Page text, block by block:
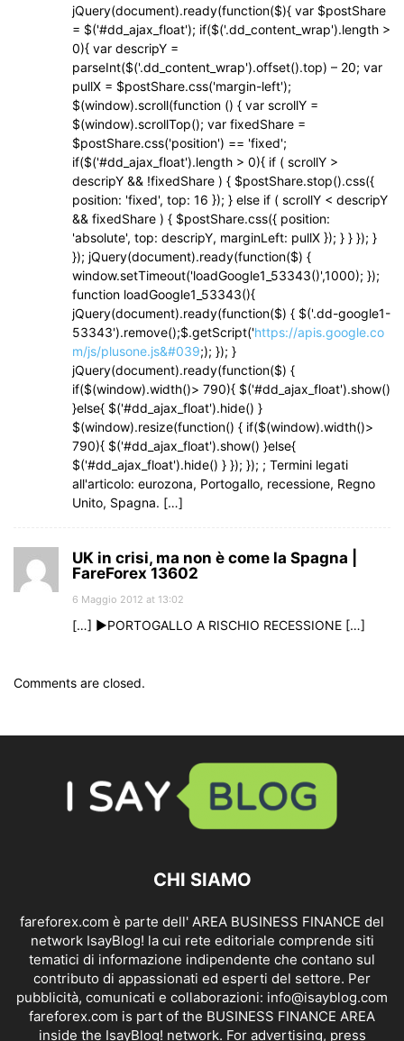
jQuery(document).ready(function($){ var $postShare
= $('#dd_ajax_float'); if($('.dd_content_wrap').length >
0){ var descripY =
parseInt($('.dd_content_wrap').offset().top) – 20; var
pullX = $postShare.css('margin-left');
$(window).scroll(function () { var scrollY =
$(window).scrollTop(); var fixedShare =
$postShare.css('position') == 'fixed';
if($('#dd_ajax_float').length > 0){ if ( scrollY >
descripY && !fixedShare ) { $postShare.stop().css({
position: 'fixed', top: 16 }); } else if ( scrollY < descripY
&& fixedShare ) { $postShare.css({ position:
'absolute', top: descripY, marginLeft: pullX }); } } }); }
}); jQuery(document).ready(function($) {
window.setTimeout('loadGoogle1_53343()',1000); });
function loadGoogle1_53343(){
jQuery(document).ready(function($) { $('.dd-google1-
53343').remove();$.getScript('https://apis.google.co
m/js/plusone.js&#039;); }); }
jQuery(document).ready(function($) {
if($(window).width()> 790){ $('#dd_ajax_float').show()
}else{ $('#dd_ajax_float').hide() }
$(window).resize(function() { if($(window).width()>
790){ $('#dd_ajax_float').show() }else{
$('#dd_ajax_float').hide() } }); }); ; Termini legati
all'articolo: eurozona, Portogallo, recessione, Regno
Unito, Spagna. […]
UK in crisi, ma non è come la Spagna |
FareForex 13602
6 Maggio 2012 at 13:02
[…] ►PORTOGALLO A RISCHIO RECESSIONE […]
Comments are closed.
CHI SIAMO
fareforex.com è parte dell' AREA BUSINESS FINANCE del
network IsayBlog! la cui rete editoriale comprende siti
tematici di informazione indipendente che contano sul
contributo di appassionati ed esperti del settore. Per
pubblicità, comunicati e collaborazioni: info@isayblog.com
fareforex.com is part of the BUSINESS FINANCE AREA
inside the IsayBlog! network. For advertising, press